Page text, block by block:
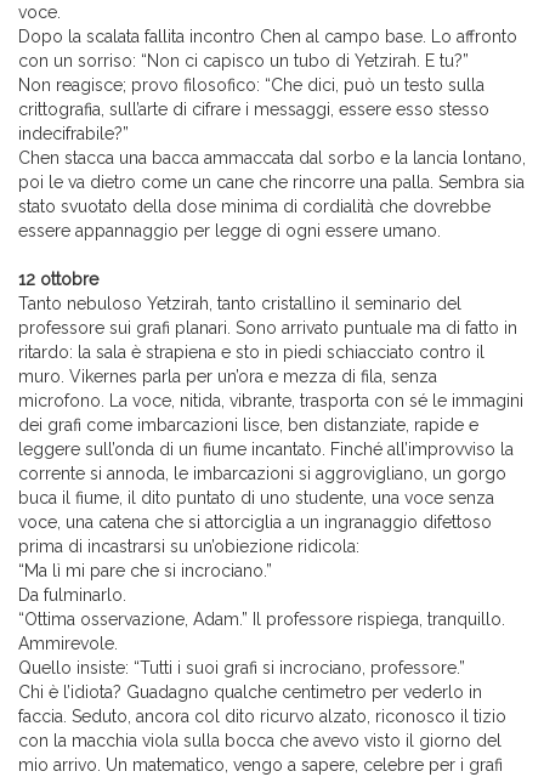
voce.
Dopo la scalata fallita incontro Chen al campo base. Lo affronto
con un sorriso: “Non ci capisco un tubo di Yetzirah. E tu?”
Non reagisce; provo filosofico: “Che dici, può un testo sulla
crittografia, sull’arte di cifrare i messaggi, essere esso stesso
indecifrabile?”
Chen stacca una bacca ammaccata dal sorbo e la lancia lontano,
poi le va dietro come un cane che rincorre una palla. Sembra sia
stato svuotato della dose minima di cordialità che dovrebbe
essere appannaggio per legge di ogni essere umano.
12 ottobre
Tanto nebuloso Yetzirah, tanto cristallino il seminario del
professore sui grafi planari. Sono arrivato puntuale ma di fatto in
ritardo: la sala è strapiena e sto in piedi schiacciato contro il
muro. Vikernes parla per un’ora e mezza di fila, senza
microfono. La voce, nitida, vibrante, trasporta con sé le immagini
dei grafi come imbarcazioni lisce, ben distanziate, rapide e
leggere sull’onda di un fiume incantato. Finché all’improvviso la
corrente si annoda, le imbarcazioni si aggrovigliano, un gorgo
buca il fiume, il dito puntato di uno studente, una voce senza
voce, una catena che si attorciglia a un ingranaggio difettoso
prima di incastrarsi su un’obiezione ridicola:
“Ma lì mi pare che si incrociano.”
Da fulminarlo.
“Ottima osservazione, Adam.” Il professore rispiega, tranquillo.
Ammirevole.
Quello insiste: “Tutti i suoi grafi si incrociano, professore.”
Chi è l’idiota? Guadagno qualche centimetro per vederlo in
faccia. Seduto, ancora col dito ricurvo alzato, riconosco il tizio
con la macchia viola sulla bocca che avevo visto il giorno del
mio arrivo. Un matematico, vengo a sapere, celebre per i grafi